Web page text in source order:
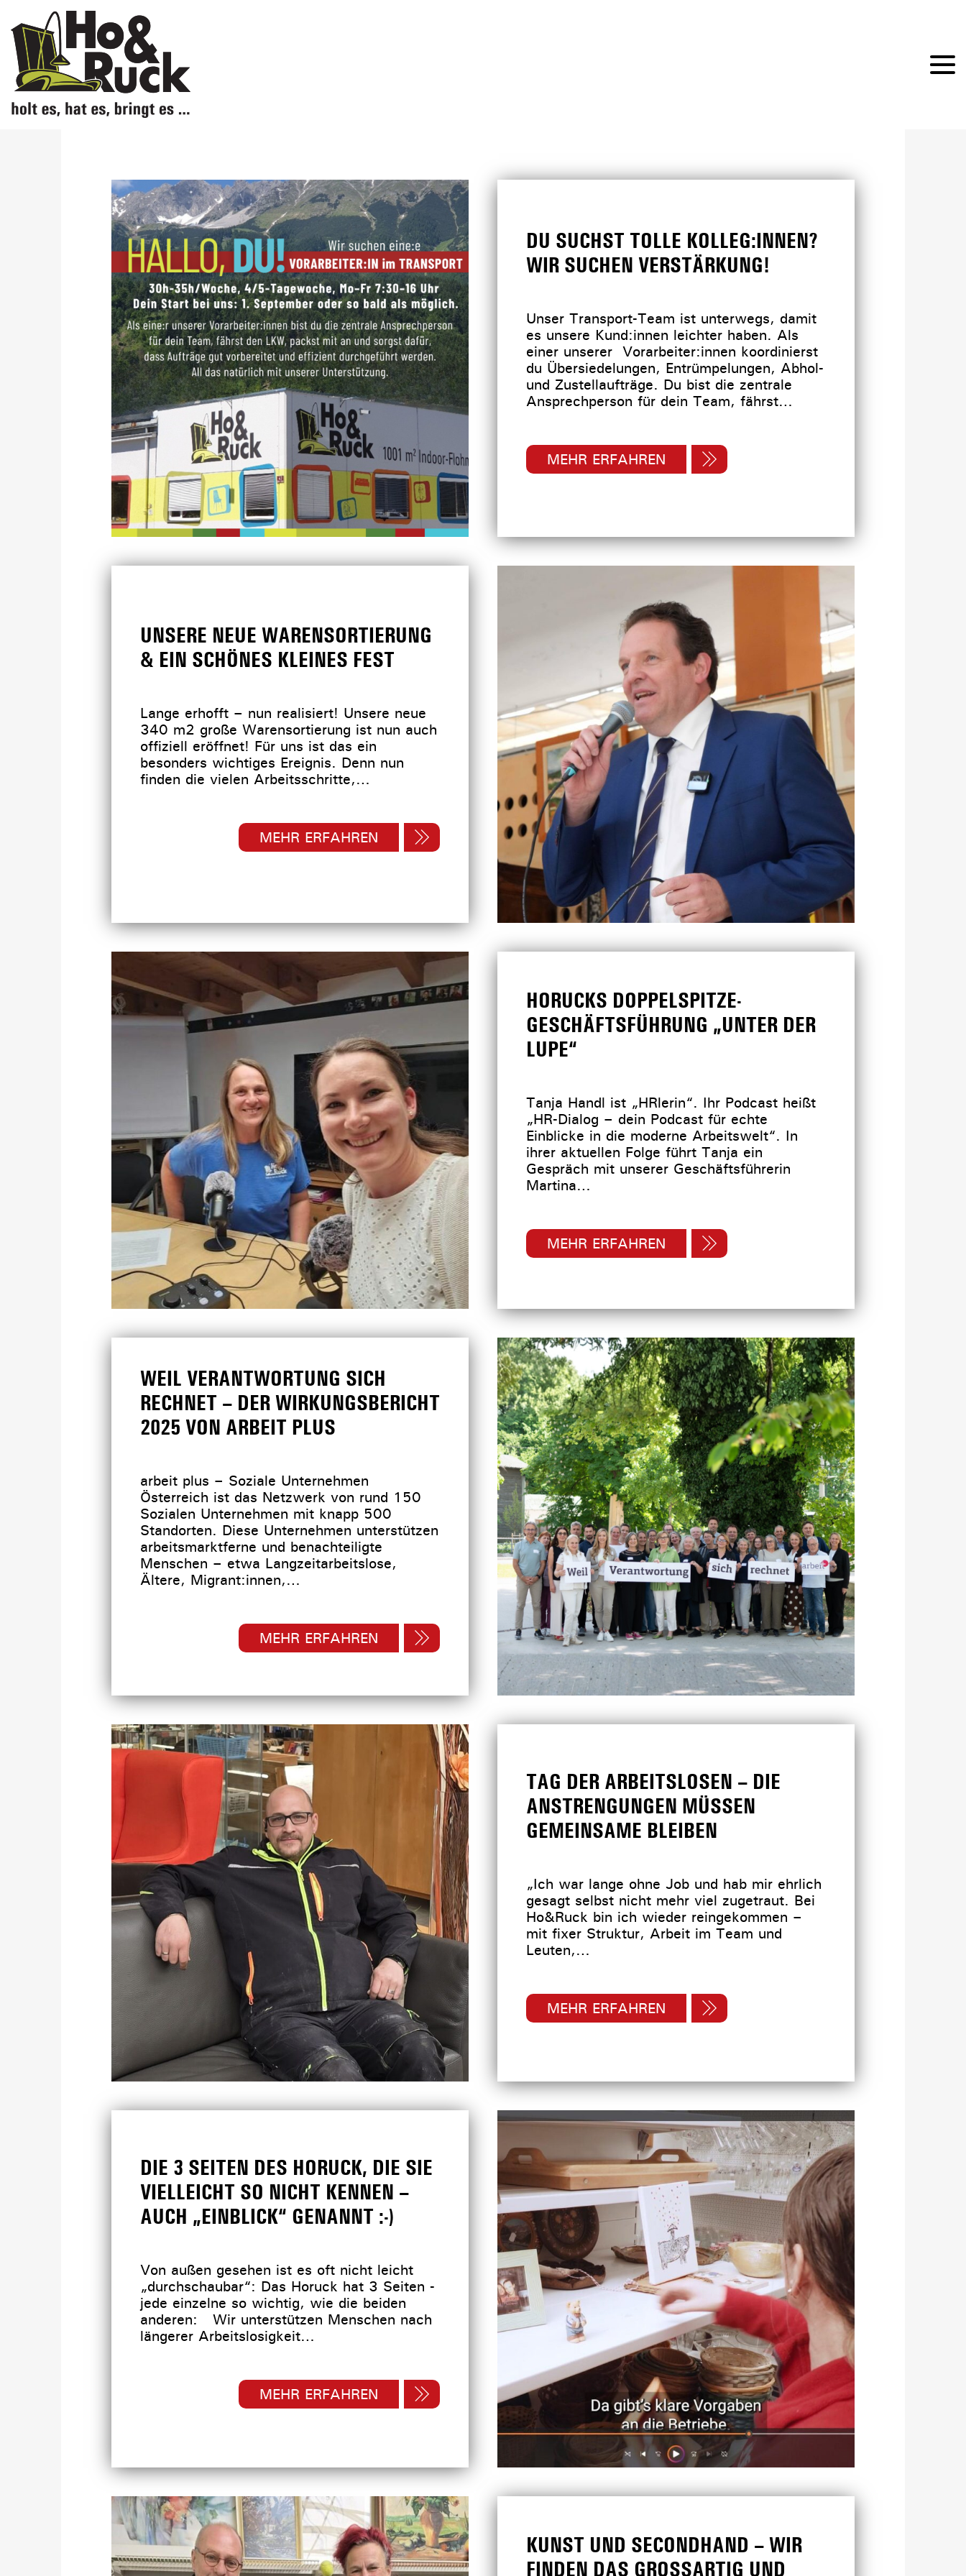
DU SUCHST TOLLE KOLLEG:INNEN?
WIR SUCHEN VERSTÄRKUNG!
Unser Transport-Team ist unterwegs, damit
es unsere Kund:innen leichter haben. Als
einer unserer Vorarbeiter:innen koordinierst
du Übersiedelungen, Entrümpelungen, Abhol-
und Zustellaufträge. Du bist die zentrale
Ansprechperson für dein Team, fährst…
MEHR ERFAHREN
UNSERE NEUE WARENSORTIERUNG
& EIN SCHÖNES KLEINES FEST
Lange erhofft – nun realisiert! Unsere neue
340 m2 große Warensortierung ist nun auch
offiziell eröffnet! Für uns ist das ein
besonders wichtiges Ereignis. Denn nun
finden die vielen Arbeitsschritte,…
MEHR ERFAHREN
HORUCKS DOPPELSPITZE-
GESCHÄFTSFÜHRUNG „UNTER DER
LUPE“
Tanja Handl ist „HRlerin“. Ihr Podcast heißt
„HR-Dialog – dein Podcast für echte
Einblicke in die moderne Arbeitswelt“. In
ihrer aktuellen Folge führt Tanja ein
Gespräch mit unserer Geschäftsführerin
Martina…
MEHR ERFAHREN
WEIL VERANTWORTUNG SICH
RECHNET – DER WIRKUNGSBERICHT
2025 VON ARBEIT PLUS
arbeit plus – Soziale Unternehmen
Österreich ist das Netzwerk von rund 150
Sozialen Unternehmen mit knapp 500
Standorten. Diese Unternehmen unterstützen
arbeitsmarktferne und benachteiligte
Menschen – etwa Langzeitarbeitslose,
Ältere, Migrant:innen,…
MEHR ERFAHREN
TAG DER ARBEITSLOSEN – DIE
ANSTRENGUNGEN MÜSSEN
GEMEINSAME BLEIBEN
„Ich war lange ohne Job und hab mir ehrlich
gesagt selbst nicht mehr viel zugetraut. Bei
Ho&Ruck bin ich wieder reingekommen –
mit fixer Struktur, Arbeit im Team und
Leuten,…
MEHR ERFAHREN
DIE 3 SEITEN DES HORUCK, DIE SIE
VIELLEICHT SO NICHT KENNEN –
AUCH „EINBLICK“ GENANNT :-)
Von außen gesehen ist es oft nicht leicht
„durchschaubar“: Das Horuck hat 3 Seiten -
jede einzelne so wichtig, wie die beiden
anderen: Wir unterstützen Menschen nach
längerer Arbeitslosigkeit…
MEHR ERFAHREN
KUNST UND SECONDHAND – WIR
FINDEN DAS GROSSARTIG UND S